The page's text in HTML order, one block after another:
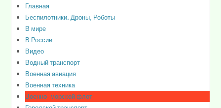
Главная
Беспилотники. Дроны, Роботы
В мире
В России
Видео
Водный транспорт
Военная авиация
Военная техника
Военно-морской флот